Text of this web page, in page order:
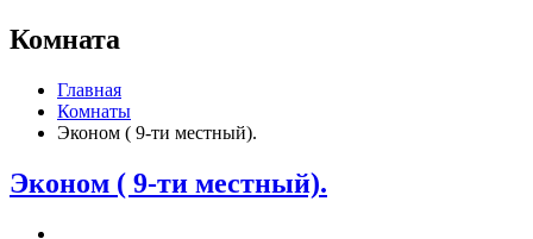
Комната
Главная
Комнаты
Эконом ( 9-ти местный).
Эконом ( 9-ти местный).